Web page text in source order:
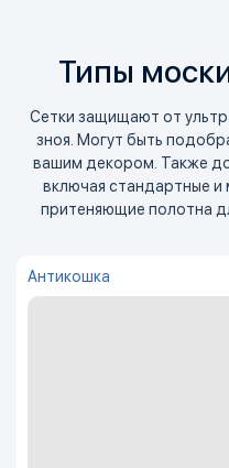
Типы
Сетки защищают от
зноя. Могут быть
вашим декором. Также
включая стандартные и
притеняющие полотна
Антикошка